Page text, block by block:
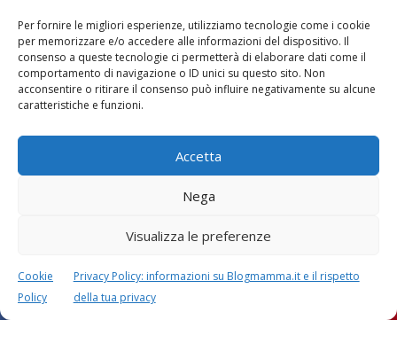
Per fornire le migliori esperienze, utilizziamo tecnologie come i cookie
per memorizzare e/o accedere alle informazioni del dispositivo. Il
consenso a queste tecnologie ci permetterà di elaborare dati come il
comportamento di navigazione o ID unici su questo sito. Non
acconsentire o ritirare il consenso può influire negativamente su alcune
caratteristiche e funzioni.
Accetta
Nega
Visualizza le preferenze
Cookie
Policy
Privacy Policy: informazioni su Blogmamma.it e il rispetto
della tua privacy
Vaccini SOS Pediatra
lavoretti, biglietti
d’auguri, filastrocche
gravidanza